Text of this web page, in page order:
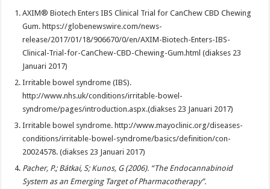
AXIM® Biotech Enters IBS Clinical Trial for CanChew CBD Chewing
Gum. https://globenewswire.com/news-
release/2017/01/18/906670/0/en/AXIM-Biotech-Enters-IBS-
Clinical-Trial-for-CanChew-CBD-Chewing-Gum.html (diakses 23
Januari 2017)
Irritable bowel syndrome (IBS).
http://www.nhs.uk/conditions/irritable-bowel-
syndrome/pages/introduction.aspx.(diakses 23 Januari 2017)
Irritable bowel syndrome. http://www.mayoclinic.org/diseases-
conditions/irritable-bowel-syndrome/basics/definition/con-
20024578. (diakses 23 Januari 2017)
Pacher, P.; Bátkai, S; Kunos, G (2006). “The Endocannabinoid
System as an Emerging Target of Pharmacotherapy”.